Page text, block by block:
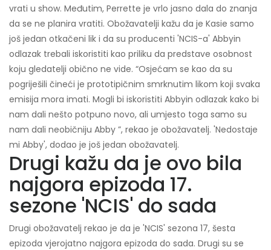
vrati u show. Međutim, Perrette je vrlo jasno dala do znanja
da se ne planira vratiti. Obožavatelji kažu da je Kasie samo
još jedan otkačeni lik i da su producenti 'NCIS-a' Abbyin
odlazak trebali iskoristiti kao priliku da predstave osobnost
koju gledatelji obično ne vide. “Osjećam se kao da su
pogriješili čineći je prototipičnim smrknutim likom koji svaka
emisija mora imati. Mogli bi iskoristiti Abbyin odlazak kako bi
nam dali nešto potpuno novo, ali umjesto toga samo su
nam dali neobičniju Abby ”, rekao je obožavatelj. 'Nedostaje
mi Abby', dodao je još jedan obožavatelj.
Drugi kažu da je ovo bila
najgora epizoda 17.
sezone 'NCIS' do sada
Drugi obožavatelj rekao je da je 'NCIS' sezona 17, šesta
epizoda vjerojatno najgora epizoda do sada. Drugi su se